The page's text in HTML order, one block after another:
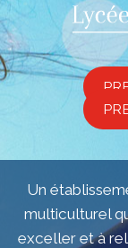
Un
multiculturel
exceller et à